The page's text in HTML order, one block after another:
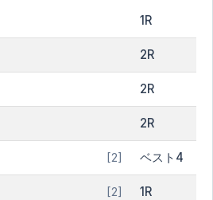
1R
2R
2R
2R
[2] ベスト4
[2] 1R